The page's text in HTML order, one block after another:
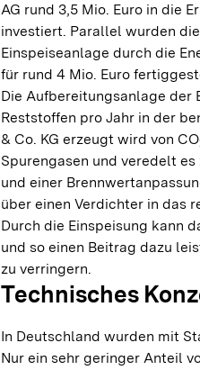
AG rund 3,5 Mio. Euro in die
investiert. Parallel wurden
Einspeiseanlage durch die
für rund 4 Mio. Euro
Die Aufbereitungsanlage der
Reststoffen pro Jahr in der
& Co. KG erzeugt wird von CO
Spurengasen und veredelt
und einer
über einen Verdichter in das
Durch die Einspeisung kann
und so einen Beitrag dazu
zu verringern.
Technisches
In Deutschland wurden mit
Nur ein sehr geringer Anteil